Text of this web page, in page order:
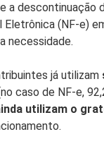
a
(NF-e)
necessidade.
já utilizam
caso de NF-e,
utilizam o